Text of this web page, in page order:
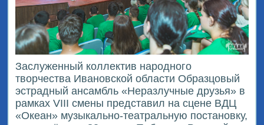
Заслуженный коллектив народного
творчества Ивановской области Образцовый
эстрадный ансамбль «Неразлучные друзья» в
рамках VIII смены представил на сцене ВДЦ
«Океан» музыкально-театральную постановку,